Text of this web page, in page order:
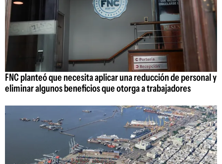
FNC planteó que necesita aplicar una reducción de personal y
eliminar algunos beneficios que otorga a trabajadores